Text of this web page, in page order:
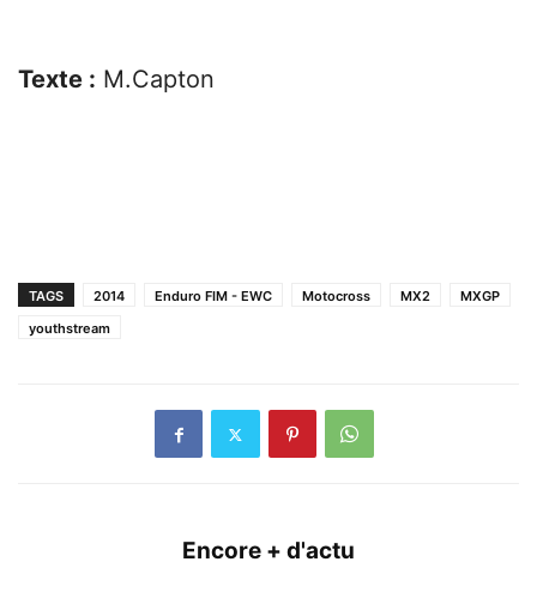
Texte : M.Capton
TAGS 2014 Enduro FIM - EWC Motocross MX2
MXGP
youthstream
Encore + d'actu